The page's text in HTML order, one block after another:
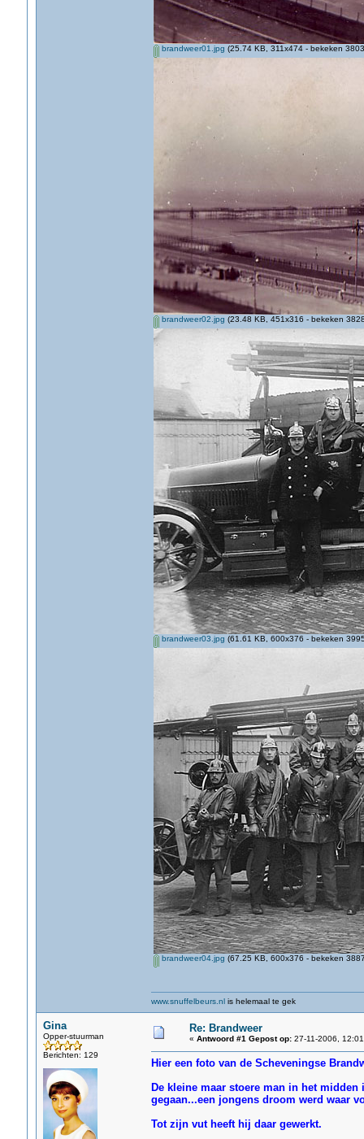
brandweer01.jpg (25.74 KB, 311x474 - bekeken
brandweer02.jpg (23.48 KB, 451x316 - bekeken
brandweer03.jpg (61.61 KB, 600x376 - bekeken
brandweer04.jpg (67.25 KB, 600x376 - bekeken
www.snuffelbeurs.nlis helemaal te gek
Gina
Opper-stuurman
Berichten: 129
Re: Brandweer
« Antwoord #1 Gepost op:27-11-2006,
Hier een foto van de Scheveningse
De kleine maar stoere man in het
gegaan...een jongens droom werd waar
Tot zijn vut heeft hij daar gewerkt.